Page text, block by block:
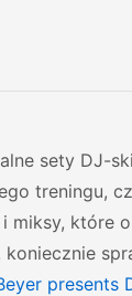
sety DJ-
treningu,
miksy, które
presents